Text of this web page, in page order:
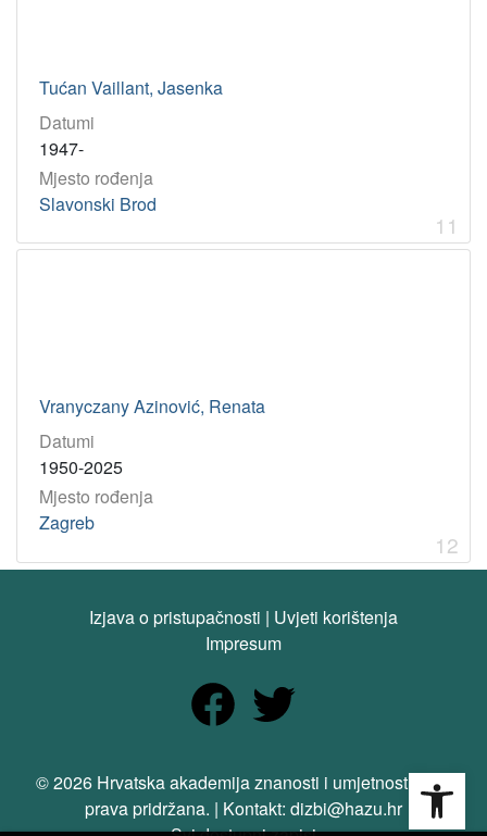
Tućan Vaillant, Jasenka
Datumi
1947-
Mjesto rođenja
Slavonski Brod
11
Vranyczany Azinović, Renata
Datumi
1950-2025
Mjesto rođenja
Zagreb
12
Izjava o pristupačnosti | Uvjeti korištenja
Impresum
© 2026 Hrvatska akademija znanosti i umjetnosti. Sva
prava pridržana. | Kontakt: dizbi@hazu.hr